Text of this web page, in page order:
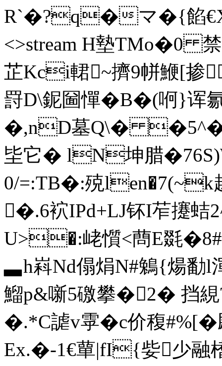
R`�?q�マ�{餡€X
<>stream H墊TMo�0
芷Kci輑~擠9帡鯾[掺
罸D\鈮圙憚�B�(哬}
�,nD墓Q\�
坒它� lN坤腊
0/=:TB�:殑len�7(~k
�.6袕IPd+LJ钚I苲攓蛣
U>�:峔懫<蔄E毲
▃h嵙Nd傝焆N#鵵{煬勫l
鰡p&噺5礉攀�2� 挡
�.*C謔v雽�c价稪
Ex.�-1€蕇|fI{姕少融榰